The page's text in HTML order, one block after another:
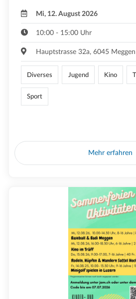
Mi, 12. August 2026
10:00 - 15:00 Uhr
Hauptstrasse 32a, 6045 Meggen
Diverses Jugend Kino
Sport
Mehr erfahren